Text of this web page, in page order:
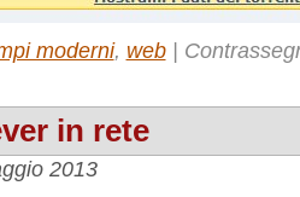
moderni, web|
in rete
2013